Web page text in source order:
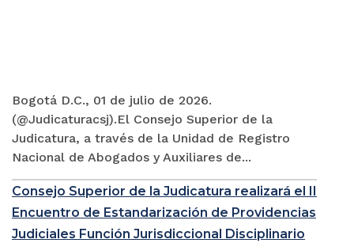
Bogotá D.C., 01 de julio de 2026.
(@Judicaturacsj).El Consejo Superior de la
Judicatura, a través de la Unidad de Registro
Nacional de Abogados y Auxiliares de...
Consejo Superior de la Judicatura realizará el II
Encuentro de Estandarización de Providencias
Judiciales Función Jurisdiccional Disciplinario